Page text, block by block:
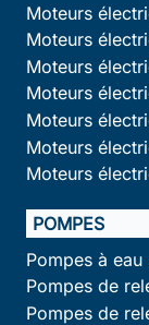
Moteurs
Moteurs
Moteurs
Moteurs
Moteurs
Moteurs
Moteurs
POMPES
Pompes à
Pompes de
Pompes de